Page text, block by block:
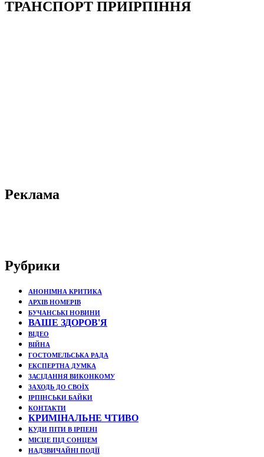
ТРАНСПОРТ ПРИІРПІННЯ
Реклама
Рубрики
АНОНІМНА КРИТИКА
АРХІВ НОМЕРІВ
БУЧАНСЬКІ НОВИНИ
ВАШЕ ЗДОРОВ'Я
ВІДЕО
ВІЙНА
ГОСТОМЕЛЬСЬКА РАДА
ЕКСПЕРТНА ДУМКА
ЗАСІДАННЯ ВИКОНКОМУ
ЗАХОДЬ ДО СВОЇХ
ІРПІНСЬКИ БАЙКИ
КОНТАКТИ
КРИМІНАЛЬНЕ ЧТИВО
КУДИ ПІТИ В ІРПЕНІ
МІСЦЕ ПІД СОНЦЕМ
НАДЗВИЧАЙНІ ПОДЇЇ